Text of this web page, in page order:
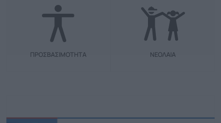
ΠΡΟΣΒΑΣΙΜΟΤΗΤΑ ΝΕΟΛΑΙΑ